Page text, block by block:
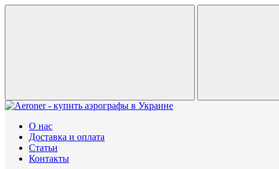
О нас
Доставка и оплата
Статьи
Контакты